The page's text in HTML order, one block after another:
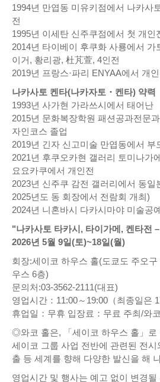
1994년 만엽동 미유키점에서 나카사
전
1995년 이세탄 신주쿠점에서 첫 개인
2014년 타이베이 후쿠화 사룡에서 가
이거, 황리광, 杜芃萱, 4인전
2019년 프랑스·파리 ENYAA에서 개
나카사토 켄타(나카자토・켄타) 약력
1993년 사가현 가라쓰시에서 태어난
2015년 문화복장학원 패션공과전문
자인코스 졸업
2019년 긴자 신고미술 만엽동에서 부
2021년 후쿠오카현 갤러리 토미나가
요요카쿠에서 개인전
2023년 신주쿠 감전 갤러리에서 동일
2025년도 동 회장에서 전람회 개최)
2024년 니혼바시 다카시마야 미술공
"나카사토 타카시, 타이가메, 켄타전
2026년 5월 9일(토)~18일(월)
회장:세이코 하우스 홀(도쿄도 주오
우스 6층)
문의처:03-3562-2111(대표)
영업시간：11:00～19:00（최종일은
휴업일：무휴 입장료：무료 주최/와코
◎와코 홀은, 「세이코 하우스 홀」로
세이코 그룹 사업 전반에 관련된 전
출 등 세계를 향해 다양한 발신을 해
영업시간 및 행사는 예고 없이 변경될